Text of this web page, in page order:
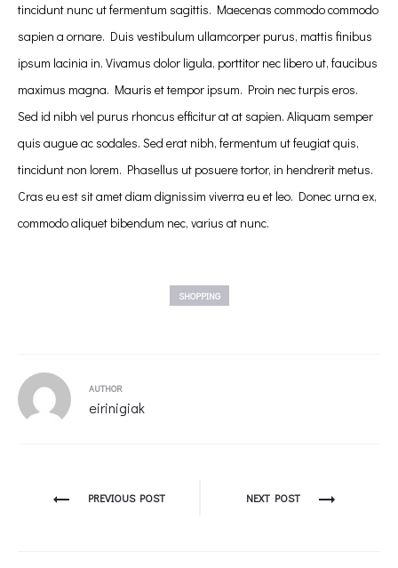
tincidunt nunc ut fermentum sagittis. Maecenas commodo commodo
sapien a ornare. Duis vestibulum ullamcorper purus, mattis finibus
ipsum lacinia in. Vivamus dolor ligula, porttitor nec libero ut, faucibus
maximus magna. Mauris et tempor ipsum. Proin nec turpis eros.
Sed id nibh vel purus rhoncus efficitur at at sapien. Aliquam semper
quis augue ac sodales. Sed erat nibh, fermentum ut feugiat quis,
tincidunt non lorem. Phasellus ut posuere tortor, in hendrerit metus.
Cras eu est sit amet diam dignissim viverra eu et leo. Donec urna ex,
commodo aliquet bibendum nec, varius at nunc.
SHOPPING
AUTHOR
eirinigiak
Πλοήγηση
PREVIOUS POST NEXT POST